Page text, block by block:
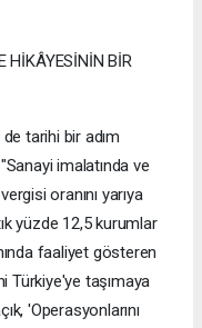
HİKÂYESİNİN BİR
tarihi bir adım
imalatında ve
oranını yarıya
yüzde 12,5 kurumlar
faaliyet gösteren
Türkiye'ye taşımaya
'Operasyonlarını